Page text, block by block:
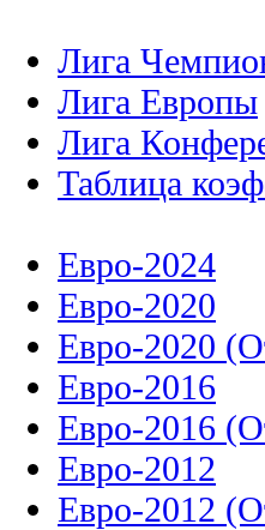
Лига
Лига Европы
Лига
Таблица
Евро-2024
Евро-2020
Евро-2020
Евро-2016
Евро-2016
Евро-2012
Евро-2012